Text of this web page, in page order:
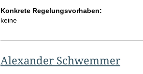
Konkrete Regelungsvorhaben:
keine
Alexander Schwemmer